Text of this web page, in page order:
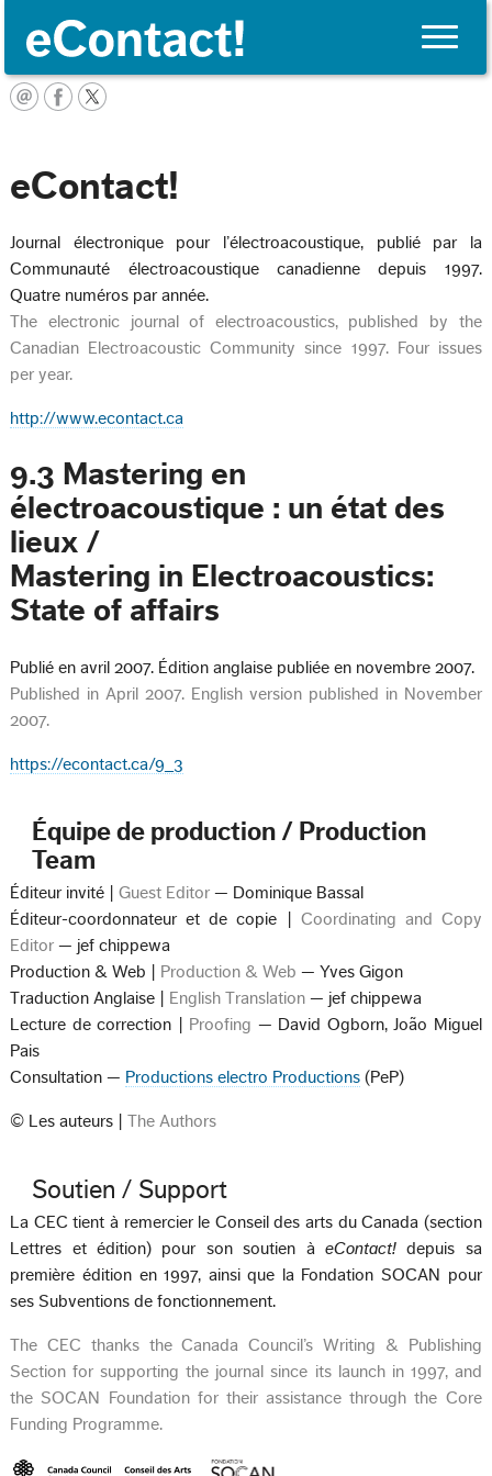
Toggle
eContact!
Journal électronique pour l’électroacoustique, publié par la
Communauté électroacoustique canadienne depuis 1997.
Quatre numéros par année.
The electronic journal of electroacoustics, published by the
Canadian Electroacoustic Community since 1997. Four issues
per year.
http://www.econtact.ca
9.3 Mastering en
électroacoustique : un état des
lieux /
Mastering in Electroacoustics:
State of affairs
Publié en avril 2007. Édition anglaise publiée en novembre 2007.
Published in April 2007. English version published in November
2007.
https://econtact.ca/9_3
Équipe de production / Production
Team
Éditeur invité |Guest Editor — Dominique Bassal
Éditeur-coordonnateur et de copie | Coordinating and Copy
Editor — jef chippewa
Production & Web |
Production & Web — Yves Gigon
Traduction Anglaise |
English Translation — jef chippewa
Lecture de correction |
Proofing — David Ogborn, João Miguel
Pais
Consultation — Productions electro Productions (PeP)
© Les auteurs |The Authors
Soutien / Support
La CEC tient à remercier le Conseil des arts du Canada (section
Lettres et édition) pour son soutien à eContact!depuis sa
première édition en 1997, ainsi que la Fondation SOCAN pour
ses Subventions de fonctionnement.
The CEC thanks the Canada Council’s Writing & Publishing
Section for supporting the journal since its launch in 1997, and
the SOCAN Foundation for their assistance through the Core
Funding Programme.